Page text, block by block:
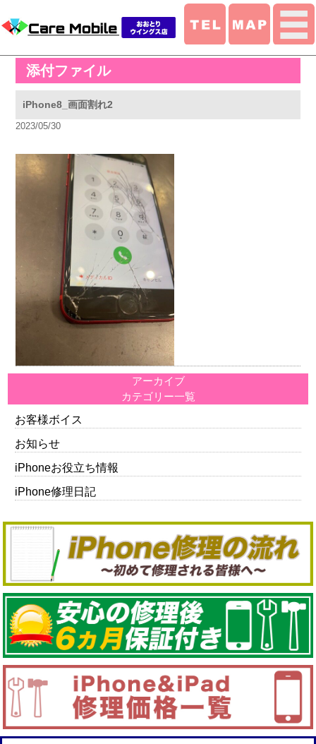
添付ファイル
iPhone8_画面割れ2
2023/05/30
アーカイブ
カテゴリー一覧
お客様ボイス
お知らせ
iPhoneお役立ち情報
iPhone修理日記